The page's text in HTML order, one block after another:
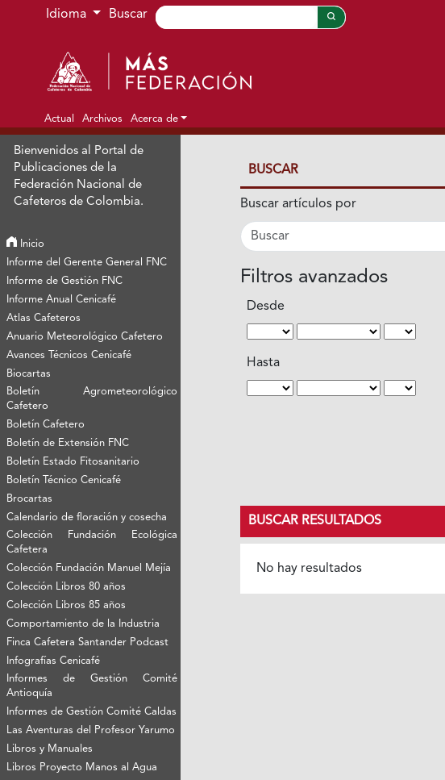
Ir al menú de navegación principal
Ir al contenido principal
Ir al pie de página del sitio
Idioma Buscar
Actual Archivos Acerca de
Bienvenidos al Portal de
Publicaciones de la
Federación Nacional de
Cafeteros de Colombia.
Inicio
Informe del Gerente General FNC
Informe de Gestión FNC
Informe Anual Cenicafé
Atlas Cafeteros
Anuario Meteorológico Cafetero
Avances Técnicos Cenicafé
Biocartas
Boletín Agrometeorológico
Cafetero
Boletín Cafetero
Boletín de Extensión FNC
Boletín Estado Fitosanitario
Boletín Técnico Cenicafé
Brocartas
Calendario de floración y cosecha
Colección Fundación Ecológica
Cafetera
Colección Fundación Manuel Mejía
Colección Libros 80 años
Colección Libros 85 años
Comportamiento de la Industria
Finca Cafetera Santander Podcast
Infografías Cenicafé
Informes de Gestión Comité
Antioquía
Informes de Gestión Comité Caldas
Las Aventuras del Profesor Yarumo
Libros y Manuales
Libros Proyecto Manos al Agua
BUSCAR
Buscar artículos por
Filtros avanzados
Desde
Hasta
BUSCAR RESULTADOS
No hay resultados